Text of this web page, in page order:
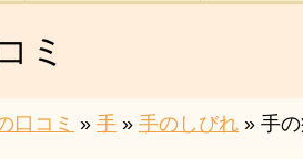
ミ
口コミ » 手 » 手のしびれ » 手